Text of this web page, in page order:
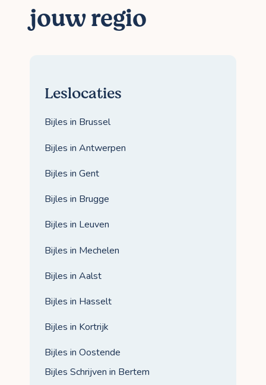
jouw regio
Leslocaties
Bijles in Brussel
Bijles in Antwerpen
Bijles in Gent
Bijles in Brugge
Bijles in Leuven
Bijles in Mechelen
Bijles in Aalst
Bijles in Hasselt
Bijles in Kortrijk
Bijles in Oostende
Bijles Schrijven in Bertem